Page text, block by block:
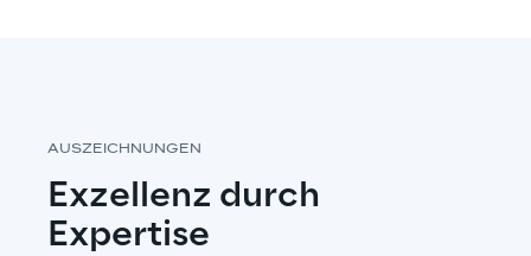
AUSZEICHNUNGEN
Exzellenz durch
Expertise